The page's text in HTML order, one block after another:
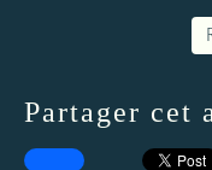
Partager cet